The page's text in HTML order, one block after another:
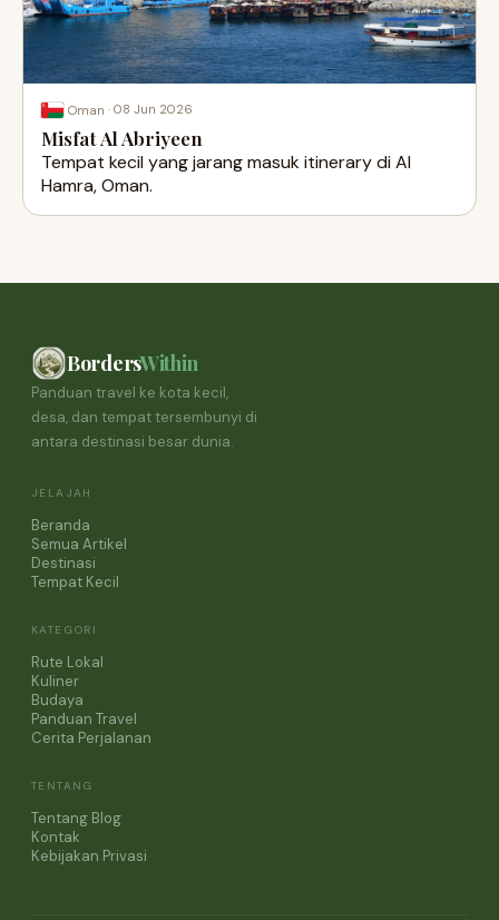
Oman · 08 Jun 2026
Misfat Al Abriyeen
Tempat kecil yang jarang masuk itinerary di Al
Hamra, Oman.
BordersWithin
Panduan travel ke kota kecil,
desa, dan tempat tersembunyi di
antara destinasi besar dunia.
JELAJAH
Beranda
Semua Artikel
Destinasi
Tempat Kecil
KATEGORI
Rute Lokal
Kuliner
Budaya
Panduan Travel
Cerita Perjalanan
TENTANG
Tentang Blog
Kontak
Kebijakan Privasi